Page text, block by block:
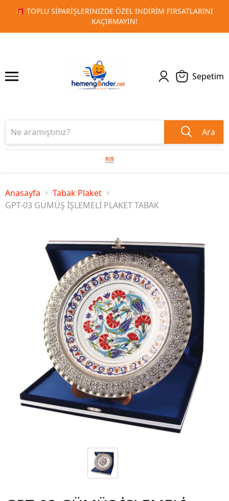
🚀 KURUMSAL PROMOSYON VE MATBAA
TESLIMAT!
1 2
Sepetim
Ara
Anasayfa
Tabak Plaket
GPT-03 GÜMÜŞ İŞLEMELİ PLAKET TABAK